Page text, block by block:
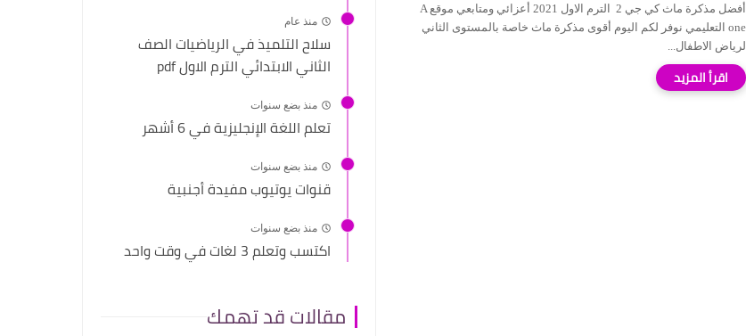
أفضل مذكرة ماث كي جي 2 الترم الاول 2021 أعزائي ومتابعي موقع A
one التعليمي نوفر لكم اليوم أقوى مذكرة ماث خاصة بالمستوى الثاني
لرياض الاطفال...
منذ عام
سلاح التلميذ في الرياضيات الصف
الثاني الابتدائي الترم الاول pdf
منذ بضع سنوات
تعلم اللغة الإنجليزية في 6 أشهر
منذ بضع سنوات
قنوات يوتيوب مفيدة أجنبية
منذ بضع سنوات
اكتسب وتعلم 3 لغات في وقت واحد
مقالات قد تهمك